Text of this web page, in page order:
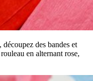
des bandes et
en alternant rose,